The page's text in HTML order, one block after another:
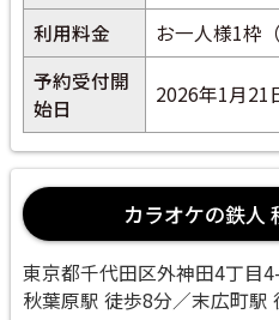
利用料金
お一人様1枠
予約受付開
始日
2026年1月21
カラオケの鉄人
東京都千代田区外神田4丁目
秋葉原駅 徒歩8分／末広町駅